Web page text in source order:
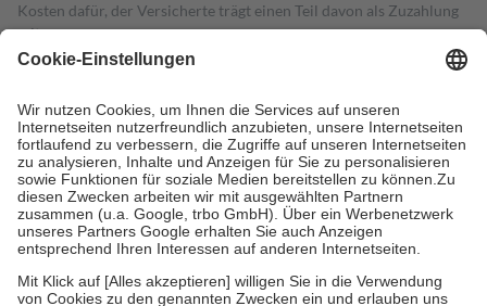
Kosten dafür, der Versicherte trägt einen Teil davon als Zuzahlung
mit.
Grundsätzlich leisten Mitglieder Zuzahlungen in Höhe von zehn
höchstens zehn Euro.
Es sind jedoch nie mehr als die tatsächlichen
Kosten der Leistung zu entrichten.
Diese Regeln gelten grundsätzlich auch für Online-Apotheken.
Bei Heilmitteln und häuslicher Krankenpflege beträgt die
Zuzahlung zehn Prozent der Kosten sowie zehn Euro je
Verordnung.
Um das Engagement der Versicherten für ihre eigene Gesundheit zu
stärken und die besondere Stellung der Familie zu unterstützen,
fallenkeine Zuzahlungenan bei: